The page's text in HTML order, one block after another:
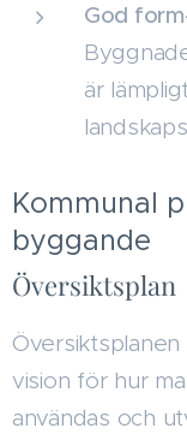
God
är
Kommunal
byggande
Översiktsplan
vision för hur
användas och